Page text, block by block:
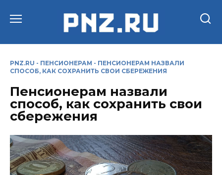
PNZ.RU - ПЕНСИОНЕРАМ - ПЕНСИОНЕРАМ НАЗВАЛИ
СПОСОБ, КАК СОХРАНИТЬ СВОИ СБЕРЕЖЕНИЯ
Пенсионерам назвали
способ, как сохранить свои
сбережения